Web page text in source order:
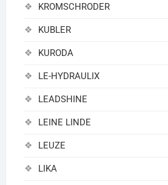
KROMSCHRODER
KUBLER
KURODA
LE-HYDRAULIX
LEADSHINE
LEINE LINDE
LEUZE
LIKA